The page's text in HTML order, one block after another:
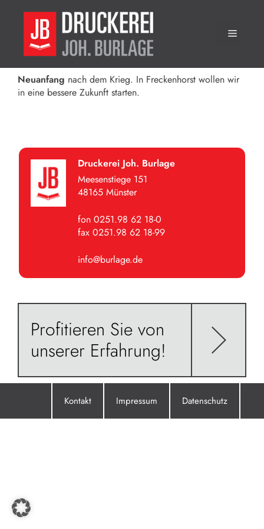
springen
Menü
1947
Neuanfang nach dem Krieg. In Freckenhorst wollen wir
in eine bessere Zukunft starten.
Druckerei Joh. Burlage
Meesenstiege 151
48165 Münster
fon 0251.98 62 18-0
fax 0251.98 62 18-99
info@burlage.de
Profitieren Sie von
unserer Erfahrung!
Kontakt Impressum Datenschutz